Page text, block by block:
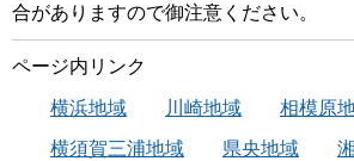
合がありますので御注意ください。
ページ内リンク
横浜地域 川崎地域 相模原
横須賀三浦地域 県央地域